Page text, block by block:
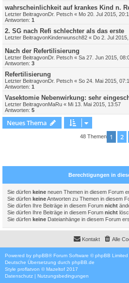
wahrscheinlichkeit auf krankes Kind n.
Letzter BeitragvonDr. Petsch « Mo 20. Jul 2015,
Antworten: 1
2. SG nach Refi schlechter als das erste
Letzter BeitragvonKinderwunsch82 « Do 2. Jul
Nach der Refertilisierung
Letzter BeitragvonDr. Petsch « Sa 27. Jun 2015,
Antworten: 3
Refertilisierung
Letzter BeitragvonDr. Petsch « So 24. Mai 2015,
Antworten: 1
Vasektomie Nebenwirkung: sehr
Letzter BeitragvonMaRu « Mi 13. Mai 2015, 13:57
Antworten: 5
Neues Thema
48 Themen 1 2
Berechtigungen in
Sie dürfen keine neuen Themen in diesem Forum
Sie dürfen keineAntworten zu Themen in diesem
Sie dürfen Ihre Beiträge in diesem Forum nicht
Sie dürfen Ihre Beiträge in diesem Forum nicht
Sie dürfen keine Dateianhänge in diesem Forum
Alle
Kontakt
Powered by phpBB® Forum Software © phpBB Limited
Deutsche Übersetzung durch phpBB.de
Style proflatvon ©Mazeltof 2017
Datenschutz | Nutzungsbedingungen